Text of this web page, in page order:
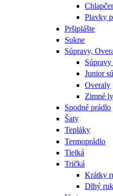
Plavky
Pršiplášte
Sukne
Súpravy,
Súpravy
Junior
Overaly
Zimné
Spodné prádlo
Šaty
Tepláky
Termoprádlo
Tielká
Tričká
Krátky
Dlhý